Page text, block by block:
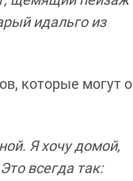
идальго из
которые могут о
Я хочу домой,
всегда так: